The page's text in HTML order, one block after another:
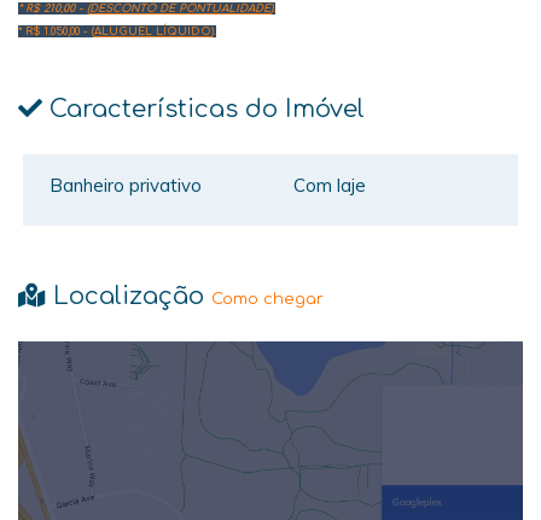
* R$ 210,00 - (DESCONTO DE PONTUALIDADE).
* R$ 1.050,00 - (ALUGUEL LÍQUIDO).
Características do Imóvel
Banheiro privativo Com laje
Localização Como chegar